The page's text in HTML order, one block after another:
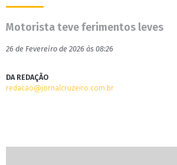
Motorista teve ferimentos leves
26 de Fevereiro de 2026 às 08:26
DA REDAÇÃO
redacao@jornalcruzeiro.com.br